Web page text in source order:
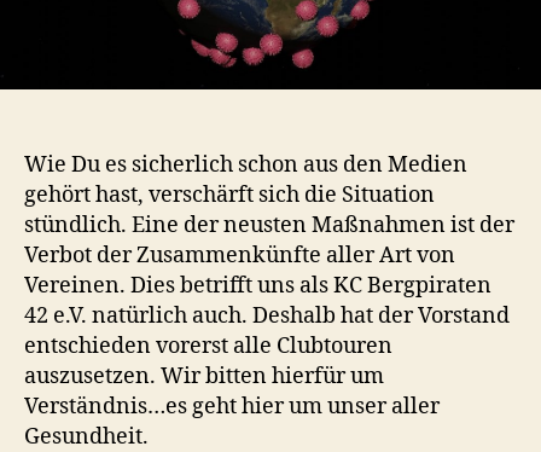
Wie Du es sicherlich schon aus den Medien
gehört hast, verschärft sich die Situation
stündlich. Eine der neusten Maßnahmen ist der
Verbot der Zusammenkünfte aller Art von
Vereinen. Dies betrifft uns als KC Bergpiraten
42 e.V. natürlich auch. Deshalb hat der Vorstand
entschieden vorerst alle Clubtouren
auszusetzen. Wir bitten hierfür um
Verständnis…es geht hier um unser aller
Gesundheit.